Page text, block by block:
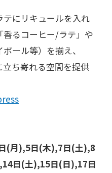
にリキュールを入れ
香るコーヒー/ラテ」や
ール等）を揃え、
立ち寄れる空間を提供
(月),5日(木),7日(土),8
日(土),15日(日),17日